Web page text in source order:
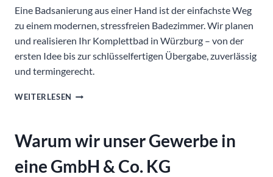
Eine Badsanierung aus einer Hand ist der einfachste Weg
zu einem modernen, stressfreien Badezimmer. Wir planen
und realisieren Ihr Komplettbad in Würzburg – von der
ersten Idee bis zur schlüsselfertigen Übergabe, zuverlässig
und termingerecht.
WEITERLESEN KOMPLETTBAD
–
EXPERTE
Warum wir unser Gewerbe in
eine GmbH & Co. KG